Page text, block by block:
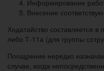
Информирование
Внесение
Ходатайство составляется
либо Т-11а (для группы
Поощрение нередко
случае, когда